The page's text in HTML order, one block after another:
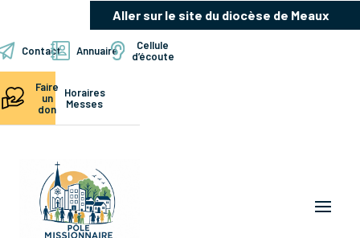
Aller sur le site du diocèse de Meaux
Contact Annuaire
Cellule
d’écoute
Faire
un
don
Horaires
Messes